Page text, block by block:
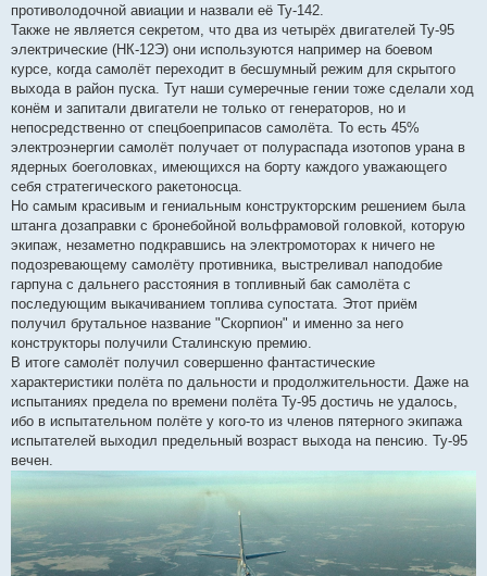
противолодочной авиации и назвали её Ту-142.
Также не является секретом, что два из четырёх двигателей Ту-95
электрические (НК-12Э) они используются например на боевом
курсе, когда самолёт переходит в бесшумный режим для скрытого
выхода в район пуска. Тут наши сумеречные гении тоже сделали ход
конём и запитали двигатели не только от генераторов, но и
непосредственно от спецбоеприпасов самолёта. То есть 45%
электроэнергии самолёт получает от полураспада изотопов урана в
ядерных боеголовках, имеющихся на борту каждого уважающего
себя стратегического ракетоносца.
Но самым красивым и гениальным конструкторским решением была
штанга дозаправки с бронебойной вольфрамовой головкой, которую
экипаж, незаметно подкравшись на электромоторах к ничего не
подозревающему самолёту противника, выстреливал наподобие
гарпуна с дальнего расстояния в топливный бак самолёта с
последующим выкачиванием топлива супостата. Этот приём
получил брутальное название "Скорпион" и именно за него
конструкторы получили Сталинскую премию.
В итоге самолёт получил совершенно фантастические
характеристики полёта по дальности и продолжительности. Даже на
испытаниях предела по времени полёта Ту-95 достичь не удалось,
ибо в испытательном полёте у кого-то из членов пятерного экипажа
испытателей выходил предельный возраст выхода на пенсию. Ту-95
вечен.